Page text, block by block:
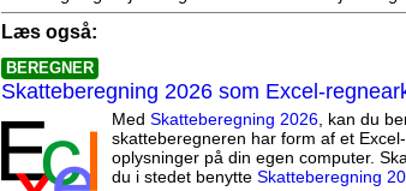
Læs også:
BEREGNER
Skatteberegning 2026 som Excel-
Med Skatteberegning 2026 , kan du
skatteberegneren har form af et
oplysninger på din egen computer.
du i stedet benytte Skatteberegning